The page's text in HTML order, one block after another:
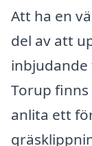
Att ha en
del av att
Torup
anlita ett